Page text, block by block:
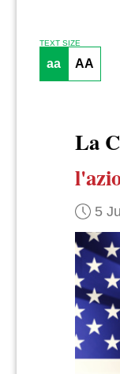
TEXT SIZE
aa AA
La
5